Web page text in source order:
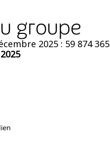
groupe
2025 : 59 874 365